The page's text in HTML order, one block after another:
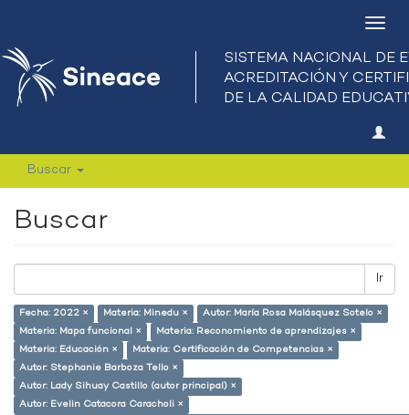
Buscar
Buscar
Ir
Fecha: 2022 × Materia: Minedu ×
Autor: María Rosa Malásquez Sotelo ×
Materia: Mapa funcional ×
Materia: Reconomiento de aprendizajes ×
Materia: Educación ×
Materia: Certificación de Competencias ×
Autor: Stephanie Barboza Tello ×
Autor: Lady Sihuay Castillo (autor principal) ×
Autor: Evelin Catacora Caracholi ×